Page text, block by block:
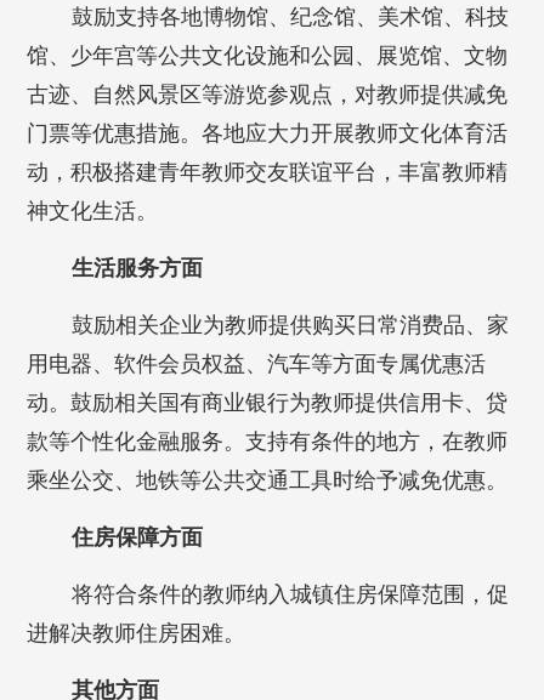
鼓励支持各地博物馆、纪念馆、美术馆、科技
馆、少年宫等公共文化设施和公园、展览馆、文物
古迹、自然风景区等游览参观点，对教师提供减免
门票等优惠措施。各地应大力开展教师文化体育活
动，积极搭建青年教师交友联谊平台，丰富教师精
神文化生活。
生活服务方面
鼓励相关企业为教师提供购买日常消费品、家
用电器、软件会员权益、汽车等方面专属优惠活
动。鼓励相关国有商业银行为教师提供信用卡、贷
款等个性化金融服务。支持有条件的地方，在教师
乘坐公交、地铁等公共交通工具时给予减免优惠。
住房保障方面
将符合条件的教师纳入城镇住房保障范围，促
进解决教师住房困难。
其他方面